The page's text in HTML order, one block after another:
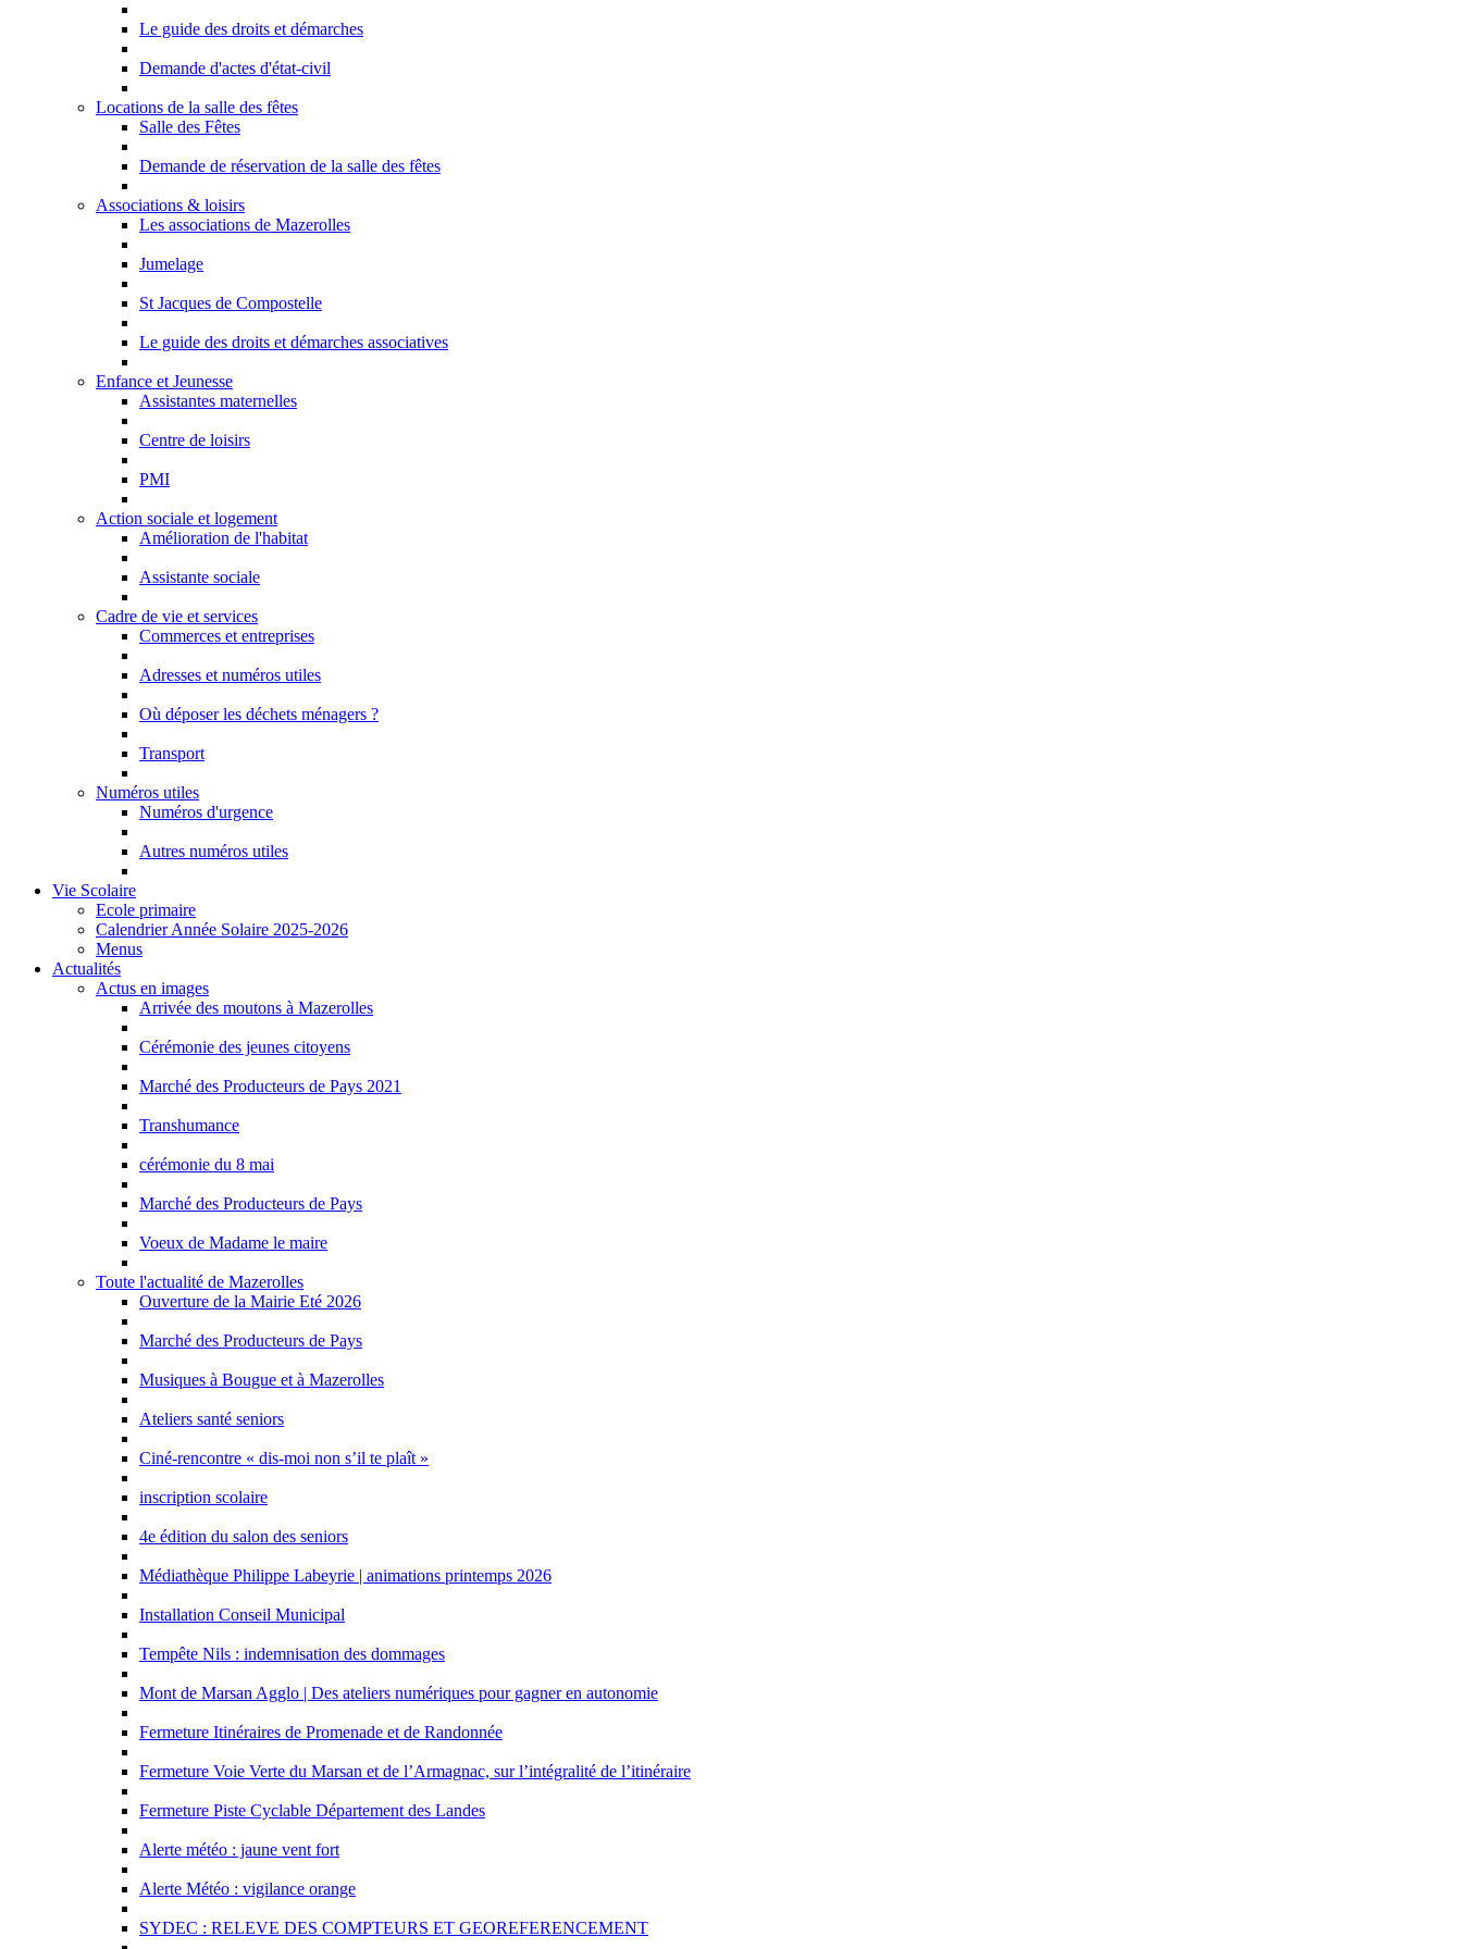
Le guide des droits et démarches
Demande d'actes d'état-civil
Locations de la salle des fêtes
Salle des Fêtes
Demande de réservation de la salle des fêtes
Associations & loisirs
Les associations de Mazerolles
Jumelage
St Jacques de Compostelle
Le guide des droits et démarches associatives
Enfance et Jeunesse
Assistantes maternelles
Centre de loisirs
PMI
Action sociale et logement
Amélioration de l'habitat
Assistante sociale
Cadre de vie et services
Commerces et entreprises
Adresses et numéros utiles
Où déposer les déchets ménagers ?
Transport
Numéros utiles
Numéros d'urgence
Autres numéros utiles
Vie Scolaire
Ecole primaire
Calendrier Année Solaire 2025-2026
Menus
Actualités
Actus en images
Arrivée des moutons à Mazerolles
Cérémonie des jeunes citoyens
Marché des Producteurs de Pays 2021
Transhumance
cérémonie du 8 mai
Marché des Producteurs de Pays
Voeux de Madame le maire
Toute l'actualité de Mazerolles
Ouverture de la Mairie Eté 2026
Marché des Producteurs de Pays
Musiques à Bougue et à Mazerolles
Ateliers santé seniors
Ciné-rencontre « dis-moi non s’il te plaît »
inscription scolaire
4e édition du salon des seniors
Médiathèque Philippe Labeyrie | animations printemps 2026
Installation Conseil Municipal
Tempête Nils : indemnisation des dommages
Mont de Marsan Agglo | Des ateliers numériques pour gagner en autonomie
Fermeture Itinéraires de Promenade et de Randonnée
Fermeture Voie Verte du Marsan et de l’Armagnac, sur l’intégralité de l’itinéraire
Fermeture Piste Cyclable Département des Landes
Alerte météo : jaune vent fort
Alerte Météo : vigilance orange
SYDEC : RELEVE DES COMPTEURS ET GEOREFERENCEMENT